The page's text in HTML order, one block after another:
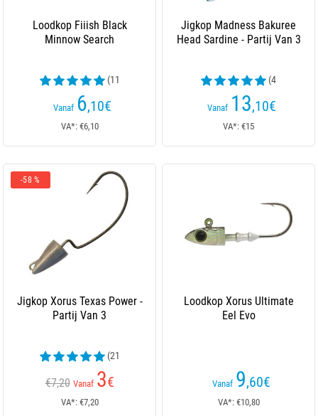
Loodkop Fiiish Black
Minnow Search
(11
beoordelingen)
Vanaf 6,10€
VA*: €6,10
Jigkop Madness Bakuree
Head Sardine - Partij Van 3
(4
beoordelingen)
Vanaf 13,10€
VA*: €15
-58 %
Jigkop Xorus Texas Power -
Partij Van 3
(21
beoordelingen)
€7,20 Vanaf 3€
VA*: €7,20
Loodkop Xorus Ultimate
Eel Evo
Vanaf 9,60€
VA*: €10,80